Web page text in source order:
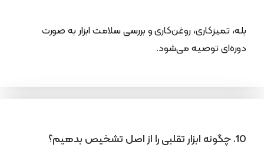
بله، تمیزکاری، روغن‌کاری و بررسی سلامت ابزار به صورت
دوره‌ای توصیه می‌شود.
10. چگونه ابزار تقلبی را از اصل تشخیص بدهیم؟